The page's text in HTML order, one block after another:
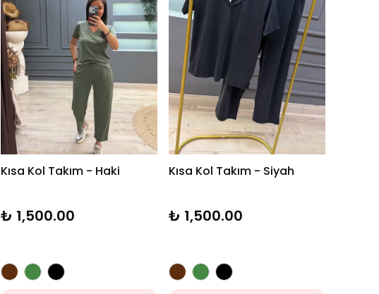
Kısa Kol Takım - Haki
₺ 1,500.00
Kısa Kol Takım - Siyah
₺ 1,500.00